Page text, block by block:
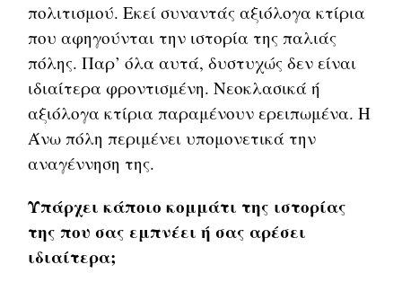
πολιτισμού. Εκεί συναντάς αξιόλογα κτίρια
που αφηγούνται την ιστορία της παλιάς
πόλης. Παρ’ όλα αυτά, δυστυχώς δεν είναι
ιδιαίτερα φροντισμένη. Νεοκλασικά ή
αξιόλογα κτίρια παραμένουν ερειπωμένα. Η
Άνω πόλη περιμένει υπομονετικά την
αναγέννηση της.
Υπάρχει κάποιο κομμάτι της ιστορίας
της που σας εμπνέει ή σας αρέσει
ιδιαίτερα;